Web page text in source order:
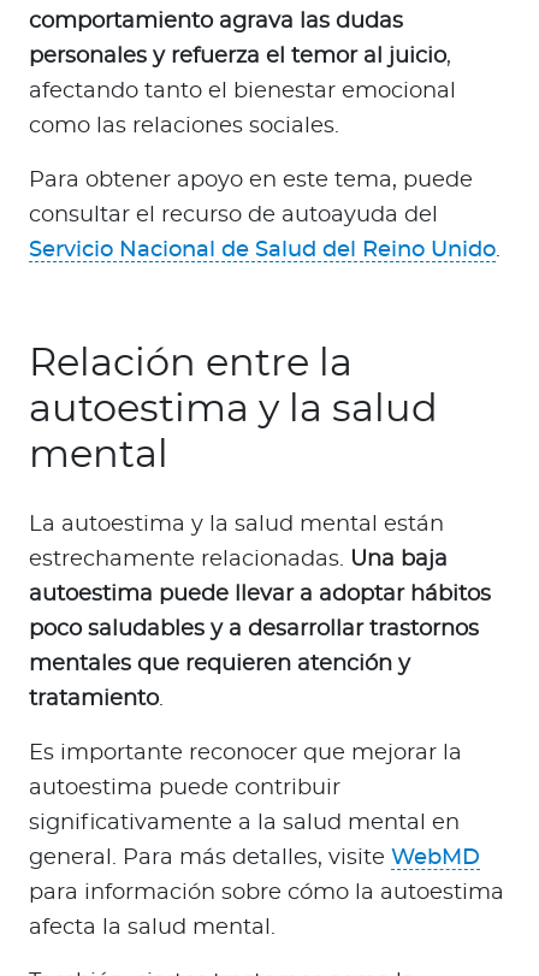
comportamiento agrava las dudas
personales y refuerza el temor al juicio,
afectando tanto el bienestar emocional
como las relaciones sociales.
Para obtener apoyo en este tema, puede
consultar el recurso de autoayuda del
Servicio Nacional de Salud del Reino Unido.
Relación entre la
autoestima y la salud
mental
La autoestima y la salud mental están
estrechamente relacionadas. Una baja
autoestima puede llevar a adoptar hábitos
poco saludables y a desarrollar trastornos
mentales que requieren atención y
tratamiento.
Es importante reconocer que mejorar la
autoestima puede contribuir
significativamente a la salud mental en
general. Para más detalles, visite WebMD
para información sobre cómo la autoestima
afecta la salud mental.